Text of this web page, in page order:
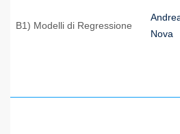
B1) Modelli di Regressione
Nova